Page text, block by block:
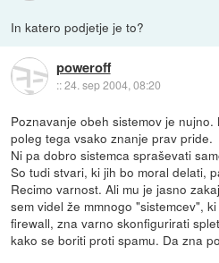
In katero podjetje je to?
poweroff
::24. sep 2004, 08:20
Poznavanje obeh sistemov je
poleg tega vsako znanje prav pride.
Ni pa dobro sistemca spraševati
So tudi stvari, ki jih bo moral delati,
Recimo varnost. Ali mu je jasno
sem videl že mmnogo "sistemcev",
firewall, zna varno skonfigurirati
kako se boriti proti spamu. Da zna